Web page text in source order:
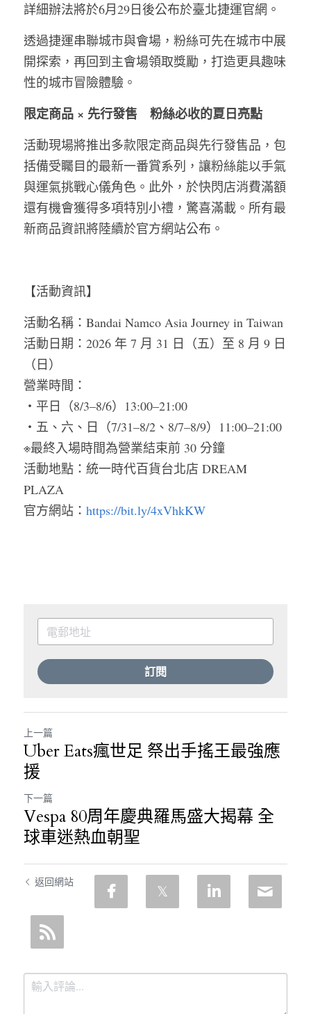
詳細辦法將於6月29日後公布於臺北捷運官網。
透過捷運串聯城市與會場，粉絲可先在城市中展
開探索，再回到主會場領取獎勵，打造更具趣味
性的城市冒險體驗。
限定商品 × 先行發售　粉絲必收的夏日亮點
活動現場將推出多款限定商品與先行發售品，包
括備受矚目的最新一番賞系列，讓粉絲能以手氣
與運氣挑戰心儀角色。此外，於快閃店消費滿額
還有機會獲得多項特別小禮，驚喜滿載。所有最
新商品資訊將陸續於官方網站公布。
【活動資訊】
活動名稱：Bandai Namco Asia Journey in Taiwan
活動日期：2026 年 7 月 31 日（五）至 8 月 9 日
（日）
營業時間：
・平日（8/3–8/6）13:00–21:00
・五、六、日（7/31–8/2、8/7–8/9）11:00–21:00
※最終入場時間為營業結束前 30 分鐘
活動地點：統一時代百貨台北店 DREAM
PLAZA
官方網站： https://bit.ly/4xVhkKW
訂閱
上一篇
Uber Eats瘋世足 祭出手搖王最強應
援
下一篇
Vespa 80周年慶典羅馬盛大揭幕 全
球車迷熱血朝聖
返回網站